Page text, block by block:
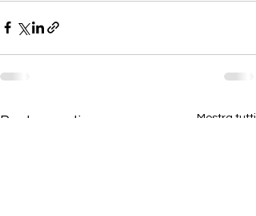
Post recenti Mostra tutti